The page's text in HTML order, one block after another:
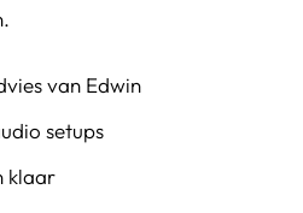
van Edwin
setups
klaar